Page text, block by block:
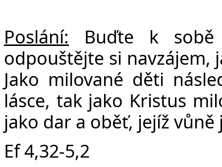
Poslání:
Buďte k sobě
odpouštějte si navzájem,
Jako milované děti
lásce, tak jako Kristus
jako dar a oběť, jejíž vůně
Ef 4,32-5,2